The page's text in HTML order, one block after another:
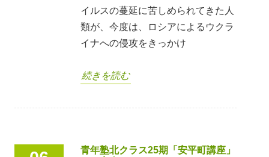
イルスの蔓延に苦しめられてきた⼈
類が、今度は、ロシアによるウクラ
イナへの侵攻をきっかけ
続きを読む
青年塾北クラス25期「安平町講座」